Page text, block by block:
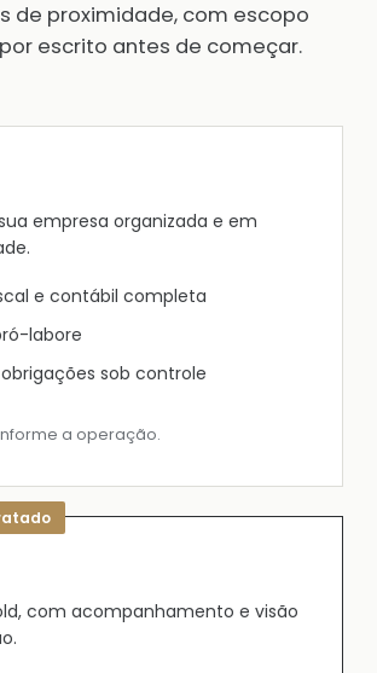
de proximidade, com escopo
escrito antes de começar.
empresa organizada e em
e contábil completa
labore
obrigações sob controle
a operação.
com acompanhamento e visão